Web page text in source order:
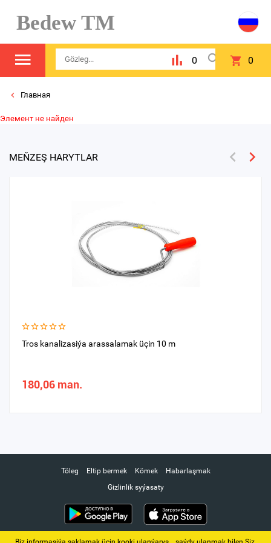
Bedew TM
0 0
Главная
Элемент не найден
MEŇZEŞ HARYTLAR
Tros kanalizasiýa arassalamak üçin 10 m
180,06 man.
Töleg Eltip bermek Kömek
Habarlaşmak
Gizlinlik syýasaty